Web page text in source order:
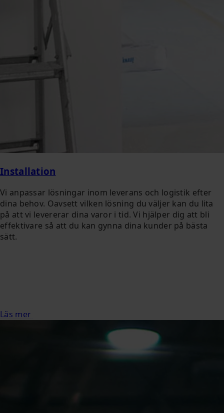
Installation
Vi anpassar lösningar inom leverans och logistik efter
dina behov. Oavsett vilken lösning du väljer kan du lita
på att vi levererar dina varor i tid. Vi hjälper dig att bli
effektivare så att du kan gynna dina kunder på bästa
sätt.
Läs mer